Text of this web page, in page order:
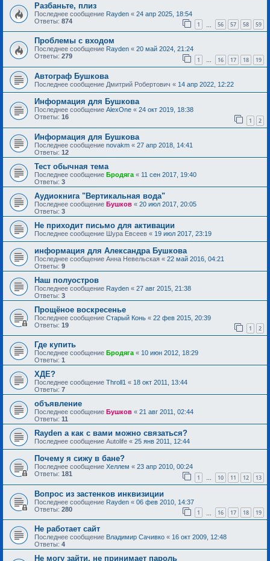
Разбаньте, плиз
Последнее сообщение Rayden « 24 апр 2025, 18:54
Ответы: 874 1 56 57 58 59
Проблемы с входом
Последнее сообщение Rayden « 20 май 2024, 21:24
Ответы: 279 1 … 16 17 18 19
Автограф Бушкова
Последнее сообщение Дмитрий Робертович « 14 апр 2022, 12:22
Информация для Бушкова
Последнее сообщение AlexOne « 24 окт 2019, 18:38
Ответы: 16 1 2
Информация для Бушкова
Последнее сообщение novakm « 27 апр 2018, 14:41
Ответы: 12
Тест обычная тема
Последнее сообщение Бродяга « 11 сен 2017, 19:40
Ответы: 3
Аудиокнига "Вертикальная вода"
Последнее сообщение Бушков « 20 июл 2017, 20:05
Ответы: 3
Не приходит письмо для активации
Последнее сообщение Шура Евсеев « 19 июл 2017, 23:19
информация для Александра Бушкова
Последнее сообщение Анна Невельская « 22 май 2016, 04:21
Ответы: 9
Наш полуостров
Последнее сообщение Rayden « 27 авг 2015, 21:38
Ответы: 3
Прощёное воскресенье
Последнее сообщение Старый Конь « 22 фев 2015, 20:39
Ответы: 19 1 2
Где купить
Последнее сообщение Бродяга « 10 июн 2012, 18:29
Ответы: 1
ХДЕ?
Последнее сообщение Throll1 « 18 окт 2011, 13:44
Ответы: 7
объявление
Последнее сообщение Бушков « 21 авг 2011, 02:44
Ответы: 11
Rayden а как с вами можно связаться?
Последнее сообщение Autolife « 25 янв 2011, 12:44
Почему я сижу в бане?
Последнее сообщение Хеллем « 23 апр 2010, 00:24
Ответы: 181 1 … 10 11 12 13
Вопрос из застенков инквизиции
Последнее сообщение Rayden « 06 фев 2010, 14:37
Ответы: 280 1 16 17 18 19
Не работает сайт
Последнее сообщение Владимир Сачивко « 16 окт 2009, 12:48
Ответы: 4
Не могу зайти, не принимает пароль